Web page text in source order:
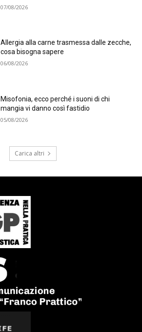
07/08/2026
Allergia alla carne trasmessa dalle zecche,
cosa bisogna sapere
06/08/2026
Misofonia, ecco perché i suoni di chi
mangia vi danno così fastidio
05/08/2026
Carica altri